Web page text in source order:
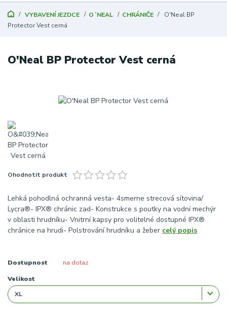
VYBAVENÍ JEZDCE O´NEAL CHRÁNIČE
O'Neal BP
Protector Vest cerná
O'Neal BP Protector Vest cerná
Ohodnotit produkt
Lehká pohodlná ochranná vesta- 4smerne strecová sítovina/
Lycra®- IPX® chránic zad- Konstrukce s poutky na vodní mechýr
v oblasti hrudníku- Vnitrní kapsy pro volitelné dostupné IPX®
chránice na hrudi- Polstrování hrudníku a žeber celý popis
Dostupnost na dotaz
Velikost